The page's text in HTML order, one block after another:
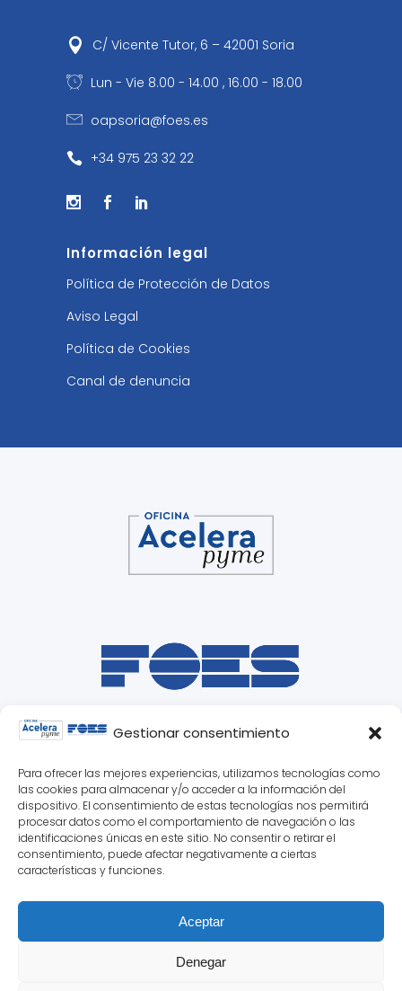
Gestionar consentimiento
Para ofrecer las mejores experiencias, utilizamos tecnologías como
las cookies para almacenar y/o acceder a la información del
dispositivo. El consentimiento de estas tecnologías nos permitirá
procesar datos como el comportamiento de navegación o las
identificaciones únicas en este sitio. No consentir o retirar el
consentimiento, puede afectar negativamente a ciertas
características y funciones.
Aceptar
Denegar
C/ Vicente Tutor, 6 – 42001 Soria
Lun - Vie 8.00 - 14.00 , 16.00 - 18.00
oapsoria@foes.es
+34 975 23 32 22
Información legal
Política de Protección de Datos
Aviso Legal
Política de Cookies
Canal de denuncia
© 2025 Oficina Acelera Pyme Soria ·
Federación de Organizaciones